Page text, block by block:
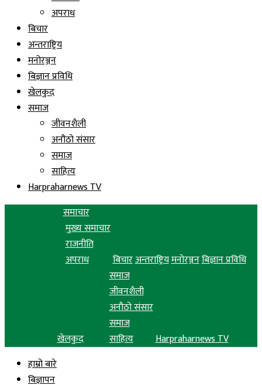
अपराध
बिचार
अन्तराष्ट्रिय
मनोरञ्जन
बिज्ञान प्रविधि
खेलकुद
समाज
जीवनशैली
अनौठो संसार
समाज
साहित्य
Harpraharnews TV
समाचार
मुख्य समाचार
राजनीति
अपराध
बिचारअन्तराष्ट्रियमनोरञ्जनबिज्ञान प्रविधि
खेलकुद
समाज
जीवनशैली
अनौठो संसार
समाज
साहित्य
Harpraharnews TV
हाम्रो बारे
बिज्ञापन